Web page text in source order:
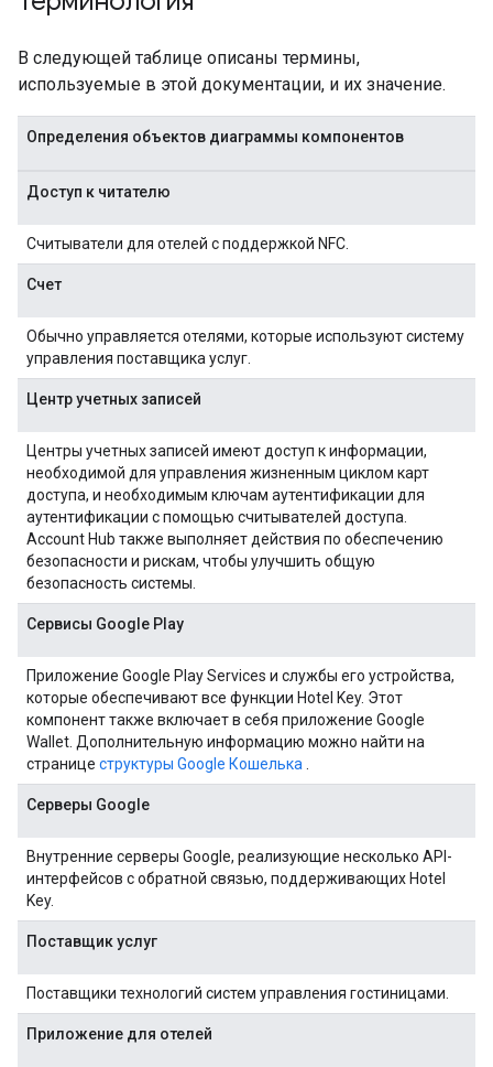
В следующей таблице описаны термины,
используемые в этой документации, и их значение.
Определения объектов диаграммы компонентов
Доступ к читателю
Считыватели для отелей с поддержкой NFC.
Счет
Обычно управляется отелями, которые используют систему
управления поставщика услуг.
Центр учетных записей
Центры учетных записей имеют доступ к информации,
необходимой для управления жизненным циклом карт
доступа, и необходимым ключам аутентификации для
аутентификации с помощью считывателей доступа.
Account Hub также выполняет действия по обеспечению
безопасности и рискам, чтобы улучшить общую
безопасность системы.
Сервисы Google Play
Приложение Google Play Services и службы его устройства,
которые обеспечивают все функции Hotel Key. Этот
компонент также включает в себя приложение Google
Wallet. Дополнительную информацию можно найти на
странице структуры Google Кошелька
Серверы Google
Внутренние серверы Google, реализующие несколько API-
интерфейсов с обратной связью, поддерживающих Hotel
Key.
Поставщик услуг
Поставщики технологий систем управления гостиницами.
Приложение для отелей